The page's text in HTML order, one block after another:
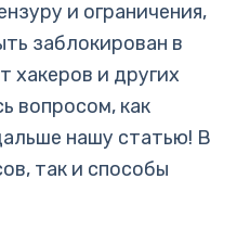
и ограничения,
заблокирован в
хакеров и других
вопросом, как
нашу статью! В
так и способы